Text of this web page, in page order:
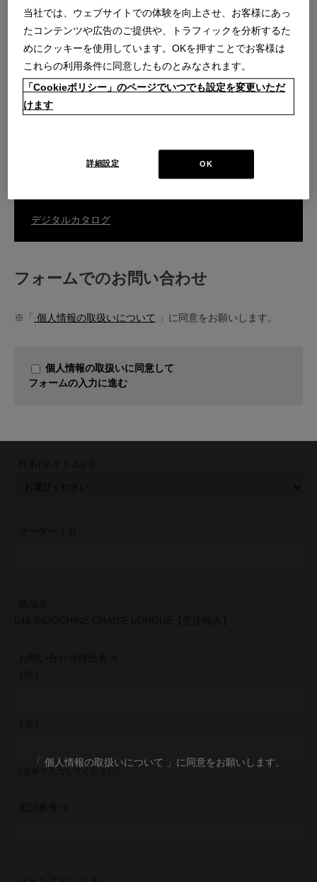
※こちらのフォームからのセールス・勧誘等はお断りいたしま
す。
ご購入商品の張替え・補修・家具の移設などのご相談はこちら
カスタマーサービスのお問い合わせ
デジタルカタログ
フォームでのお問い合わせ
※「 個人情報の取扱いについて 」に同意をお願いします。
個人情報の取扱いに同意して
フォームの入力に進む
「 個人情報の取扱いについて 」に同意をお願いします。
当社では、ウェブサイトでの体験を向上させ、お客様にあっ
たコンテンツや広告のご提供や、トラフィックを分析するた
めにクッキーを使用しています。OKを押すことでお客様は
これらの利用条件に同意したものとみなされます。
「Cookieポリシー」のページでいつでも設定を変更いただ
けます
OK
詳細設定